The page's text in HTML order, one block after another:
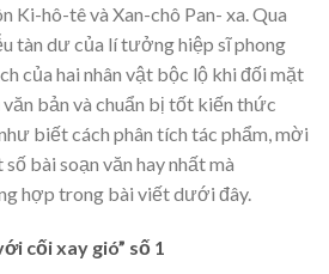
Ki-hô-tê và Xan-chô Pan- xa. Qua
tàn dư của lí tưởng hiệp sĩ phong
của hai nhân vật bộc lộ khi đối mặt
bản và chuẩn bị tốt kiến thức
biết cách phân tích tác phẩm, mời
bài soạn văn hay nhất mà
hợp trong bài viết dưới đây.
cối xay gió” số 1